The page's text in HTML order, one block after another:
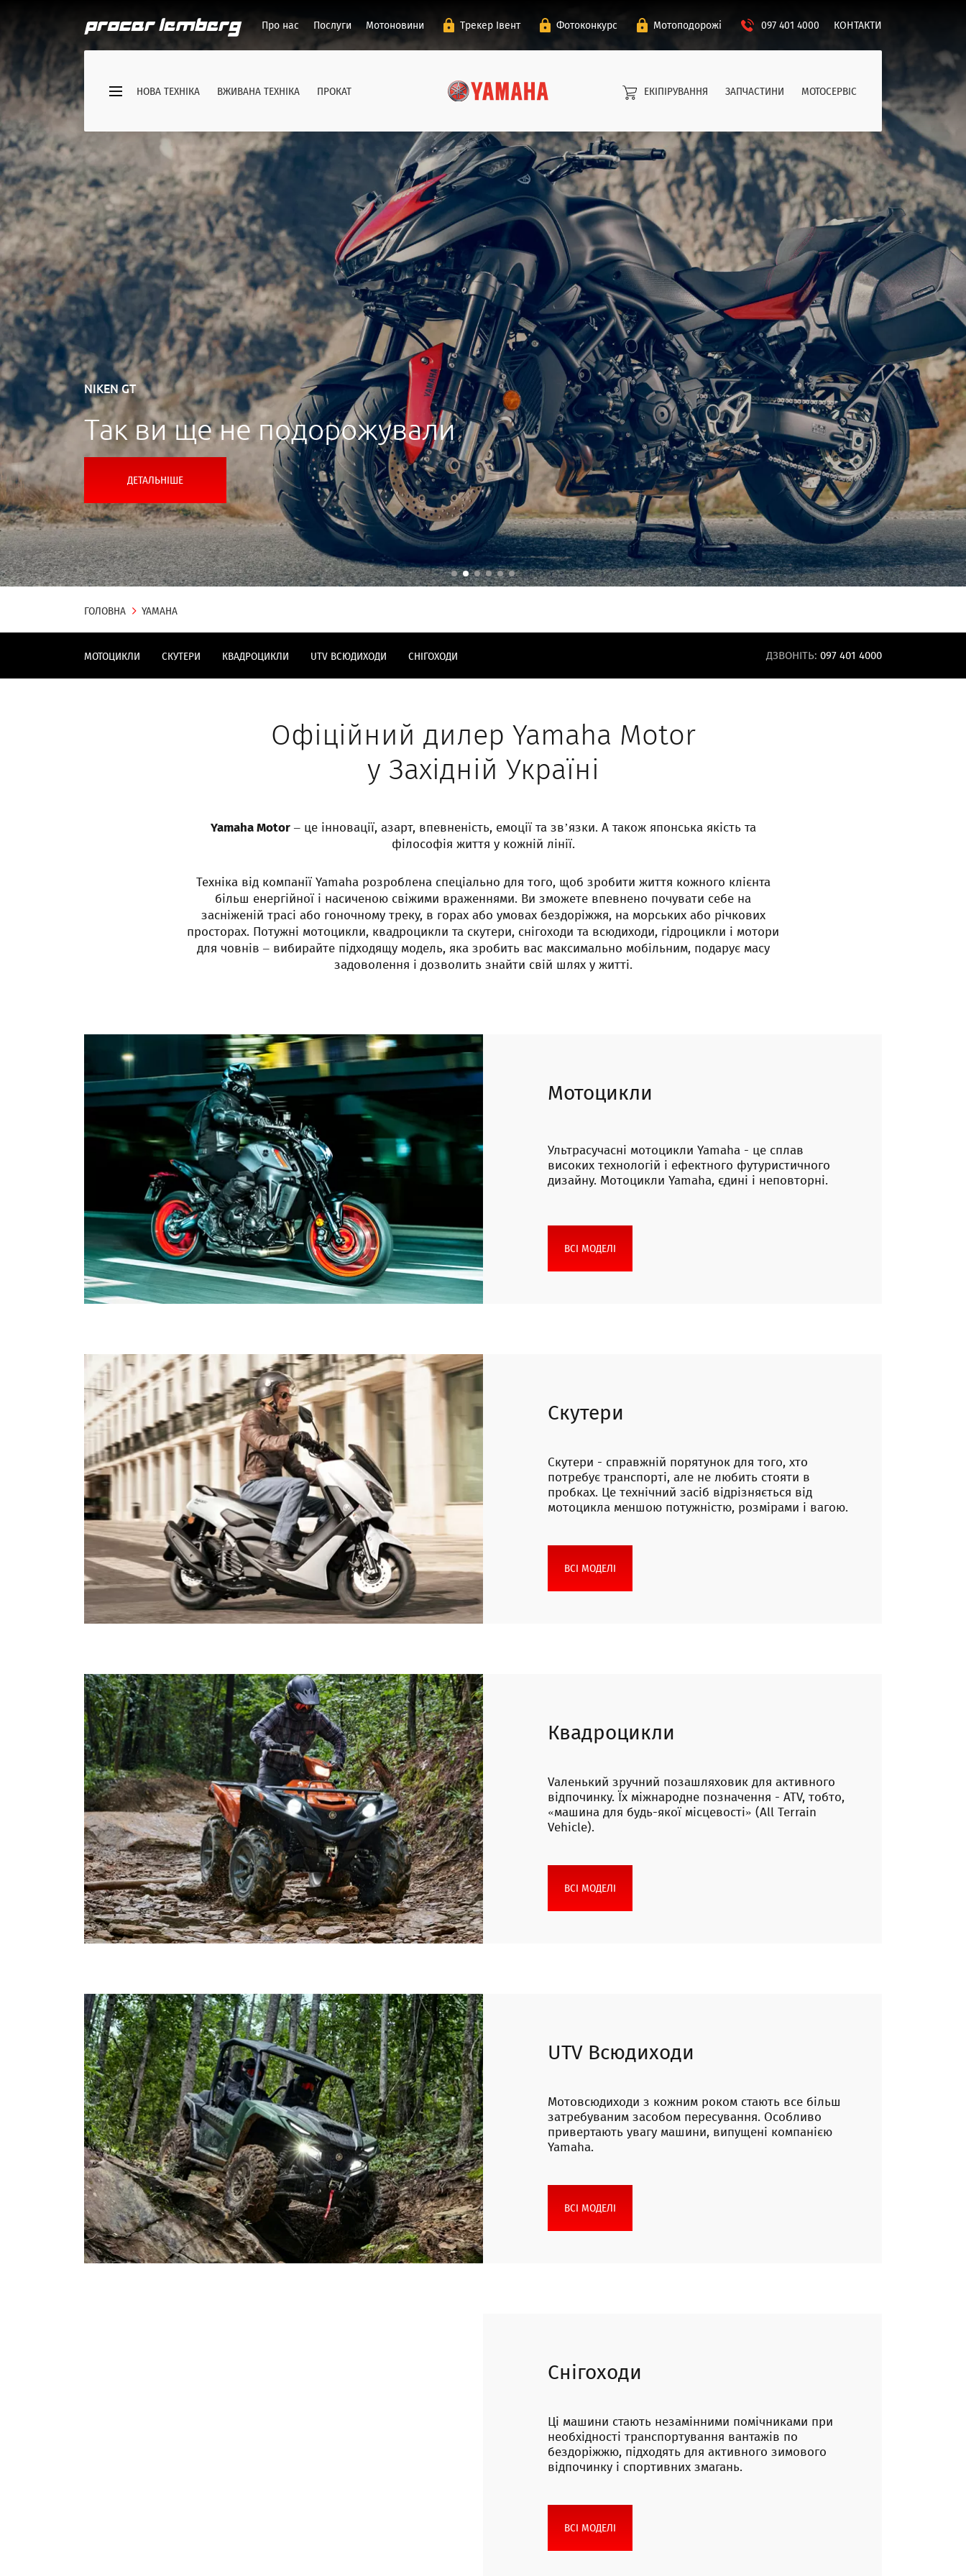
Про нас Послуги Мотоновини Трекер Івент Фотоконкурс Мотоподорожі 097 401 4000 КОНТАКТИ
НОВА ТЕХНІКА ВЖИВАНА ТЕХНІКА ПРОКАТ ЕКІПІРУВАННЯ ЗАПЧАСТИНИ МОТОСЕРВІС
NIKEN GT
Так ви ще не подорожували
ДЕТАЛЬНІШЕ
ГОЛОВНА YAMAHA
МОТОЦИКЛИ СКУТЕРИ КВАДРОЦИКЛИ UTV ВСЮДИХОДИ СНІГОХОДИ ДЗВОНІТЬ: 097 401 4000
Офіційний дилер Yamaha Motor
у Західній Україні
Yamaha Motor– це інновації, азарт, впевненість, емоції та зв’язки. А також японська якість та
філософія життя у кожній лінії.
Техніка від компанії Yamaha розроблена спеціально для того, щоб зробити життя кожного клієнта
більш енергійної і насиченою свіжими враженнями. Ви зможете впевнено почувати себе на
засніженій трасі або гоночному треку, в горах або умовах бездоріжжя, на морських або річкових
просторах. Потужні мотоцикли, квадроцикли та скутери, снігоходи та всюдиходи, гідроцикли і мотори
для човнів – вибирайте підходящу модель, яка зробить вас максимально мобільним, подарує масу
задоволення і дозволить знайти свій шлях у житті.
Мотоцикли
Ультрасучасні мотоцикли Yamaha - це сплав
високих технологій і ефектного футуристичного
дизайну. Мотоцикли Yamaha, єдині і неповторні.
ВСІ МОДЕЛІ
Скутери
Скутери - справжній порятунок для того, хто
потребує транспорті, але не любить стояти в
пробках. Це технічний засіб відрізняється від
мотоцикла меншою потужністю, розмірами і вагою.
ВСІ МОДЕЛІ
Квадроцикли
Vаленький зручний позашляховик для активного
відпочинку. Їх міжнародне позначення - ATV, тобто,
«машина для будь-якої місцевості» (All Terrain
Vehicle).
ВСІ МОДЕЛІ
UTV Всюдиходи
Мотовсюдиходи з кожним роком стають все більш
затребуваним засобом пересування. Особливо
привертають увагу машини, випущені компанією
Yamaha.
ВСІ МОДЕЛІ
Снігоходи
Ці машини стають незамінними помічниками при
необхідності транспортування вантажів по
бездоріжжю, підходять для активного зимового
відпочинку і спортивних змагань.
ВСІ МОДЕЛІ